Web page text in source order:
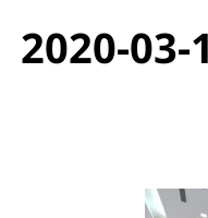
2020-